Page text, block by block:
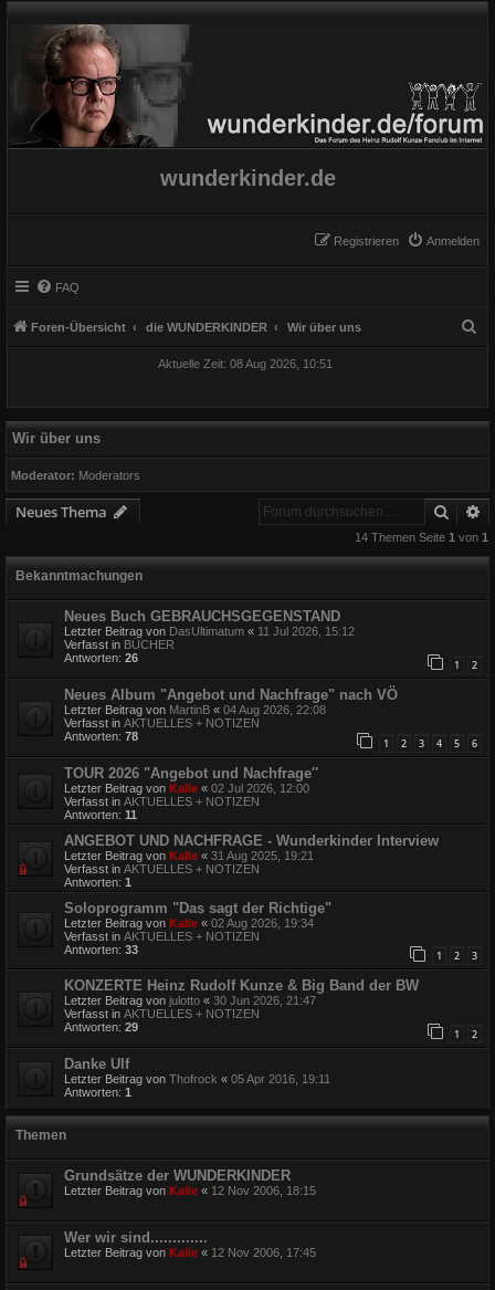
wunderkinder.de
Anmelden
Registrieren
FAQ
Foren-Übersicht die WUNDERKINDER Wir über uns
Aktuelle Zeit: 08 Aug 2026, 10:51
Wir über uns
Moderator: Moderators
Neues Thema Suche
14 Themen Seite 1 von 1
Bekanntmachungen
Neues Buch GEBRAUCHSGEGENSTAND
Letzter Beitrag von DasUltimatum « 11 Jul 2026, 15:12
Verfasst in BÜCHER
Antworten: 26 1 2
Neues Album "Angebot und Nachfrage" nach VÖ
Letzter Beitrag von MartinB « 04 Aug 2026, 22:08
Verfasst in AKTUELLES + NOTIZEN
Antworten: 78 1 2 3 4 5 6
TOUR 2026 "Angebot und Nachfrage″
Letzter Beitrag von Kalle « 02 Jul 2026, 12:00
Verfasst in AKTUELLES + NOTIZEN
Antworten: 11
ANGEBOT UND NACHFRAGE - Wunderkinder Interview
Letzter Beitrag von Kalle « 31 Aug 2025, 19:21
Verfasst in AKTUELLES + NOTIZEN
Antworten: 1
Soloprogramm "Das sagt der Richtige"
Letzter Beitrag von Kalle « 02 Aug 2026, 19:34
Verfasst in AKTUELLES + NOTIZEN
Antworten: 33 1 2 3
KONZERTE Heinz Rudolf Kunze & Big Band der BW
Letzter Beitrag von julotto « 30 Jun 2026, 21:47
Verfasst in AKTUELLES + NOTIZEN
Antworten: 29 1 2
Danke Ulf
Letzter Beitrag von Thofrock « 05 Apr 2016, 19:11
Antworten: 1
Themen
Grundsätze der WUNDERKINDER
Letzter Beitrag von Kalle « 12 Nov 2006, 18:15
Wer wir sind.............
Letzter Beitrag von Kalle « 12 Nov 2006, 17:45